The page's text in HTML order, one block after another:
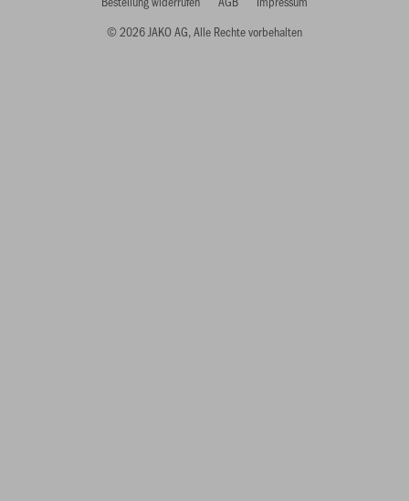
© 2026 JAKO AG, Alle Rechte vorbehalten